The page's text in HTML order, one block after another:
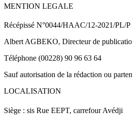
MENTION LEGALE
Récépissé N°0044/HAAC/12-2021/PL/P
Albert AGBEKO, Directeur de
Téléphone (00228) 90 96 63 64
Sauf autorisation de la rédaction ou
LOCALISATION
Siège : sis Rue EEPT, carrefour Avédji